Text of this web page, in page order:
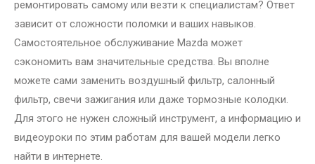
ремонтировать самому или везти к специалистам? Ответ
зависит от сложности поломки и ваших навыков.
Самостоятельное обслуживание Mazda может
сэкономить вам значительные средства. Вы вполне
можете сами заменить воздушный фильтр, салонный
фильтр, свечи зажигания или даже тормозные колодки.
Для этого не нужен сложный инструмент, а информацию и
видеоуроки по этим работам для вашей модели легко
найти в интернете.